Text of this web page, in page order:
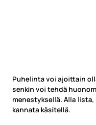
Puhelinta voi ajoittain
senkin voi tehdä
menestyksellä. Alla
kannata käsitellä.